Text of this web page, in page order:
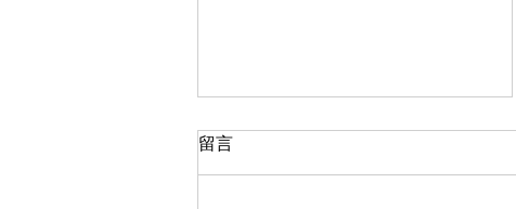
長者如何選擇門鎖
作者: 鄺錦明 Allen Kwong 明達行
留言